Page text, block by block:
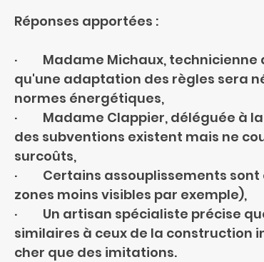
Réponses apportées :
·         Madame Michaux,
qu'une adaptation des règles sera
normes énergétiques,
·         Madame Clappier,
des subventions existent mais ne
surcoûts,
·         Certains assouplissements
zones moins visibles par exemple),
·         Un artisan spécialiste
similaires à ceux de la construction
cher que des imitations.